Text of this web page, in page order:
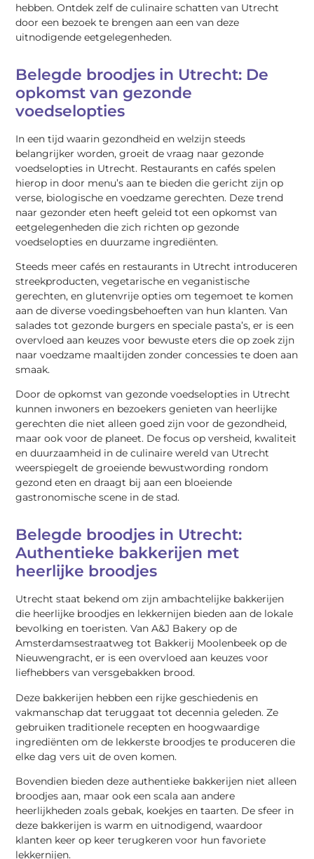
hebben. Ontdek zelf de culinaire schatten van Utrecht
door een bezoek te brengen aan een van deze
uitnodigende eetgelegenheden.
Belegde broodjes in Utrecht: De
opkomst van gezonde
voedselopties
In een tijd waarin gezondheid en welzijn steeds
belangrijker worden, groeit de vraag naar gezonde
voedselopties in Utrecht. Restaurants en cafés spelen
hierop in door menu’s aan te bieden die gericht zijn op
verse, biologische en voedzame gerechten. Deze trend
naar gezonder eten heeft geleid tot een opkomst van
eetgelegenheden die zich richten op gezonde
voedselopties en duurzame ingrediënten.
Steeds meer cafés en restaurants in Utrecht introduceren
streekproducten, vegetarische en veganistische
gerechten, en glutenvrije opties om tegemoet te komen
aan de diverse voedingsbehoeften van hun klanten. Van
salades tot gezonde burgers en speciale pasta’s, er is een
overvloed aan keuzes voor bewuste eters die op zoek zijn
naar voedzame maaltijden zonder concessies te doen aan
smaak.
Door de opkomst van gezonde voedselopties in Utrecht
kunnen inwoners en bezoekers genieten van heerlijke
gerechten die niet alleen goed zijn voor de gezondheid,
maar ook voor de planeet. De focus op versheid, kwaliteit
en duurzaamheid in de culinaire wereld van Utrecht
weerspiegelt de groeiende bewustwording rondom
gezond eten en draagt bij aan een bloeiende
gastronomische scene in de stad.
Belegde broodjes in Utrecht:
Authentieke bakkerijen met
heerlijke broodjes
Utrecht staat bekend om zijn ambachtelijke bakkerijen
die heerlijke broodjes en lekkernijen bieden aan de lokale
bevolking en toeristen. Van A&J Bakery op de
Amsterdamsestraatweg tot Bakkerij Moolenbeek op de
Nieuwengracht, er is een overvloed aan keuzes voor
liefhebbers van versgebakken brood.
Deze bakkerijen hebben een rijke geschiedenis en
vakmanschap dat teruggaat tot decennia geleden. Ze
gebruiken traditionele recepten en hoogwaardige
ingrediënten om de lekkerste broodjes te produceren die
elke dag vers uit de oven komen.
Bovendien bieden deze authentieke bakkerijen niet alleen
broodjes aan, maar ook een scala aan andere
heerlijkheden zoals gebak, koekjes en taarten. De sfeer in
deze bakkerijen is warm en uitnodigend, waardoor
klanten keer op keer terugkeren voor hun favoriete
lekkernijen.